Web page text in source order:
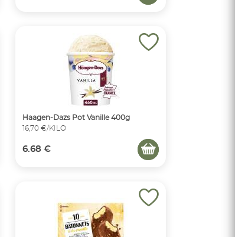
Haagen-Dazs Pot Vanille 400g
16,70 €/KILO
6.68 €